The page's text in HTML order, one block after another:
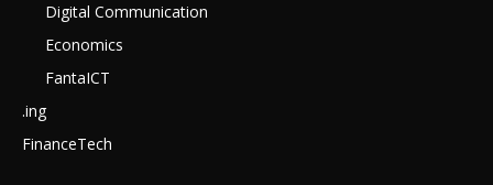
Digital Communication
Economics
FantaICT
.ing
FinanceTech